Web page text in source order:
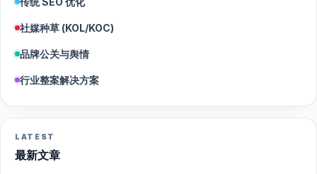
社媒种草 (KOL/KOC)
品牌公关与舆情
行业整案解决方案
LATEST
最新文章